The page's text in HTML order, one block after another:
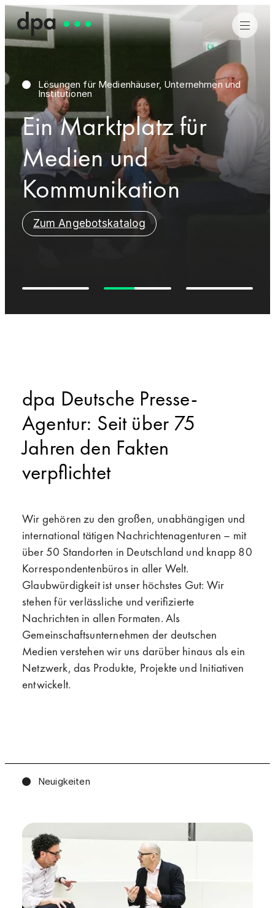
Mehr Infos Mehr über uns
Lösungen für Medienhäuser, Unternehmen und
Institutionen
Ein Marktplatz für
Medien und
Kommunikation
Zum Angebotskatalog
Mehr Infos Mehr über uns
dpa Deutsche Presse-
Agentur: Seit über 75
Jahren den Fakten
verpflichtet
Wir gehören zu den großen, unabhängigen und
international tätigen Nachrichtenagenturen – mit
über 50 Standorten in Deutschland und knapp 80
Korrespondentenbüros in aller Welt.
Glaubwürdigkeit ist unser höchstes Gut: Wir
stehen für verlässliche und verifizierte
Nachrichten in allen Formaten. Als
Gemeinschaftsunternehmen der deutschen
Medien verstehen wir uns darüber hinaus als ein
Netzwerk, das Produkte, Projekte und Initiativen
entwickelt.
Neuigkeiten